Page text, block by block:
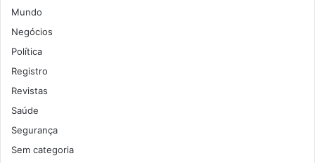
Mundo
Negócios
Política
Registro
Revistas
Saúde
Segurança
Sem categoria